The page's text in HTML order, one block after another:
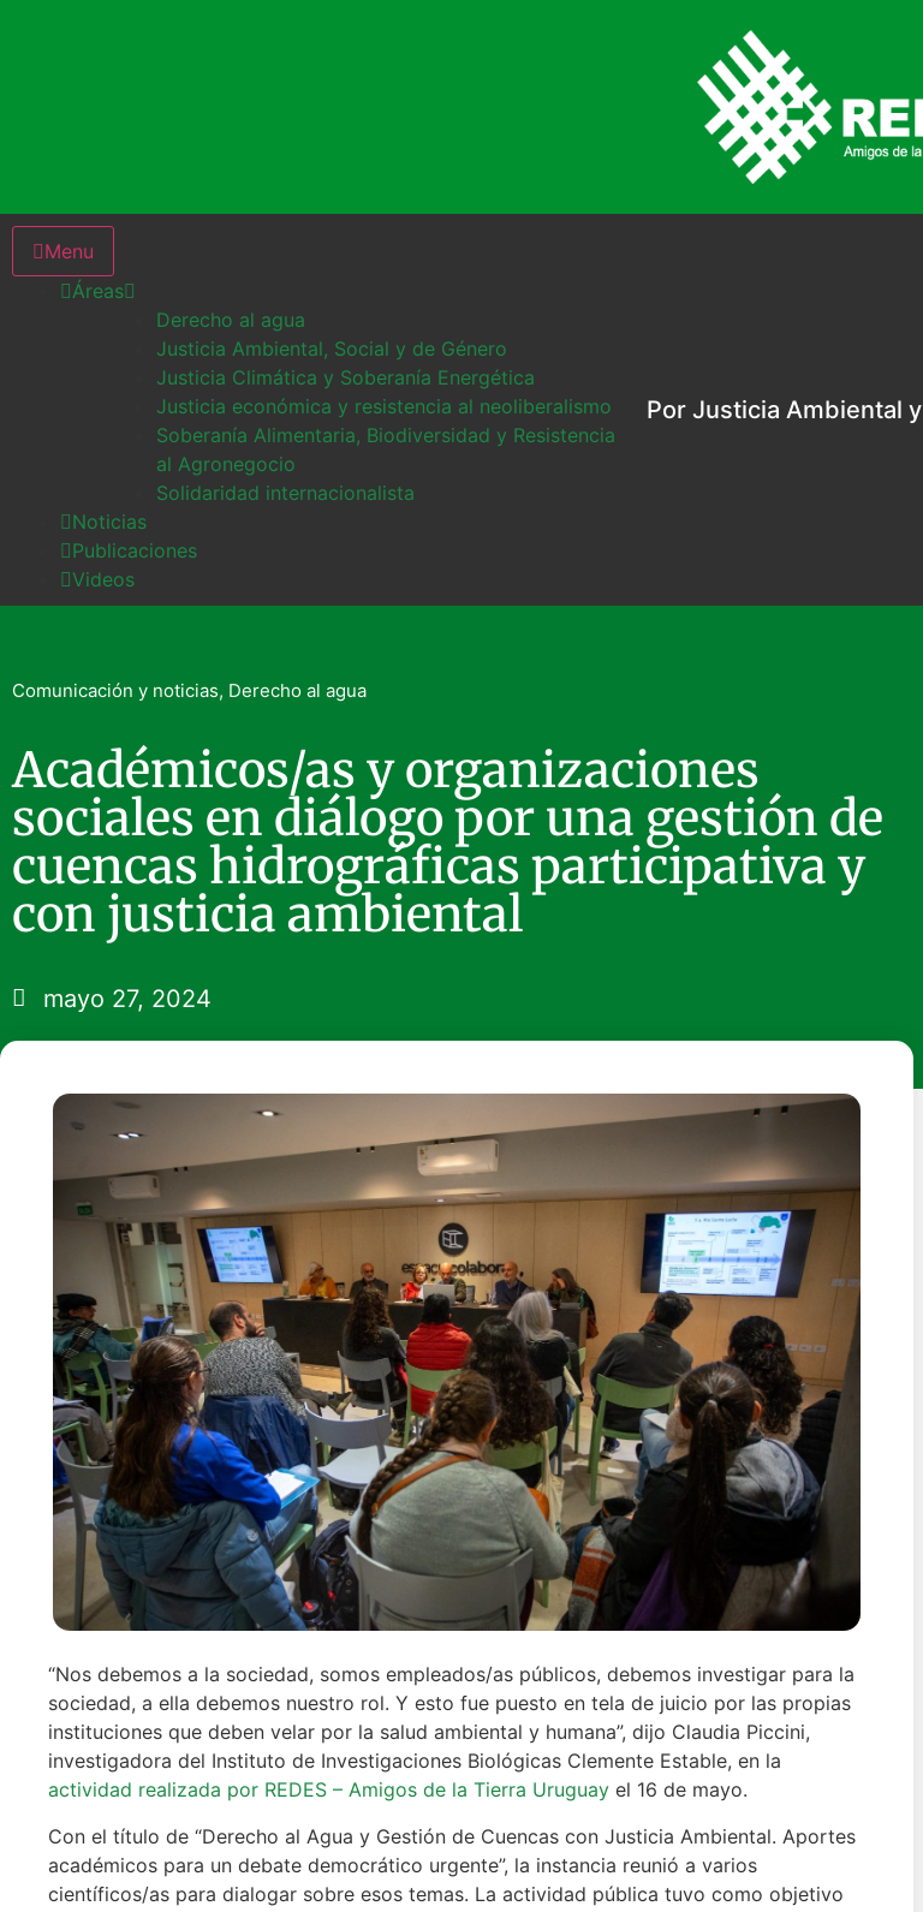
Menu
Áreas
Derecho al agua
Justicia Ambiental, Social y de Género
Justicia Climática y Soberanía Energética
Justicia económica y resistencia al neoliberalismo
Soberanía Alimentaria, Biodiversidad y Resistencia
al Agronegocio
Solidaridad internacionalista
Noticias
Publicaciones
Videos
Por Justicia Ambiental
Comunicación y noticias, Derecho al agua
Académicos/as y organizaciones
sociales en diálogo por una gestión de
cuencas hidrográficas participativa y
con justicia ambiental
mayo 27, 2024
“Nos debemos a la sociedad, somos empleados/as públicos, debemos investigar para la
sociedad, a ella debemos nuestro rol. Y esto fue puesto en tela de juicio por las propias
instituciones que deben velar por la salud ambiental y humana”, dijo Claudia Piccini,
investigadora del Instituto de Investigaciones Biológicas Clemente Estable, en la
actividad realizada por REDES – Amigos de la Tierra Uruguay el 16 de mayo.
Con el título de “Derecho al Agua y Gestión de Cuencas con Justicia Ambiental. Aportes
académicos para un debate democrático urgente”, la instancia reunió a varios
científicos/as para dialogar sobre esos temas. La actividad pública tuvo como objetivo